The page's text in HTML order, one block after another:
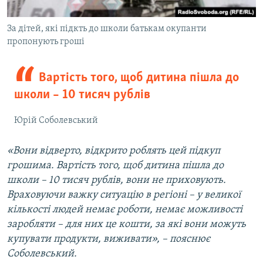
За дітей, які підкть до школи батькам окупанти
пропонують гроші
Вартість того, щоб дитина пішла до
школи – 10 тисяч рублів
Юрій Соболевський
«Вони відверто, відкрито роблять цей підкуп
грошима. Вартість того, щоб дитина пішла до
школи – 10 тисяч рублів, вони не приховують.
Враховуючи важку ситуацію в регіоні – у великої
кількості людей немає роботи, немає можливості
заробляти – для них це кошти, за які вони можуть
купувати продукти, виживати», – пояснює
Соболевський.